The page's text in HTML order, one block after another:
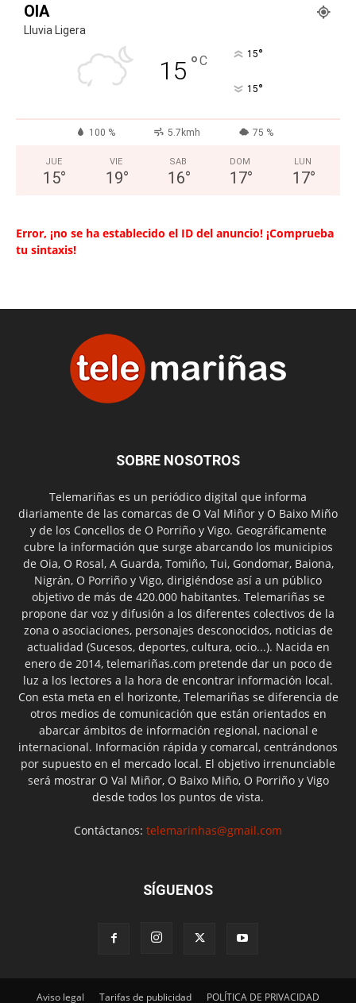
OIA
Lluvia Ligera
15 °C 15°
15°
100 % 5.7kmh 75 %
JUE
15°
VIE
19°
SAB
16°
DOM
17°
LUN
17°
Error, ¡no se ha establecido el ID del anuncio! ¡Comprueba
tu sintaxis!
SOBRE NOSOTROS
Telemariñas es un periódico digital que informa
diariamente de las comarcas de O Val Miñor y O Baixo Miño
y de los Concellos de O Porriño y Vigo. Geográficamente
cubre la información que surge abarcando los municipios
de Oia, O Rosal, A Guarda, Tomiño, Tui, Gondomar, Baiona,
Nigrán, O Porriño y Vigo, dirigiéndose así a un público
objetivo de más de 420.000 habitantes. Telemariñas se
propone dar voz y difusión a los diferentes colectivos de la
zona o asociaciones, personajes desconocidos, noticias de
actualidad (Sucesos, deportes, cultura, ocio...). Nacida en
enero de 2014, telemariñas.com pretende dar un poco de
luz a los lectores a la hora de encontrar información local.
Con esta meta en el horizonte, Telemariñas se diferencia de
otros medios de comunicación que están orientados en
abarcar ámbitos de información regional, nacional e
internacional. Información rápida y comarcal, centrándonos
por supuesto en el mercado local. El objetivo irrenunciable
será mostrar O Val Miñor, O Baixo Miño, O Porriño y Vigo
desde todos los puntos de vista.
Contáctanos: telemarinhas@gmail.com
SÍGUENOS
Aviso legal Tarifas de publicidad POLÍTICA DE PRIVACIDAD